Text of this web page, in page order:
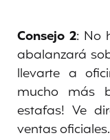
Consejo 2: No
abalanzará
llevarte a
mucho más
estafas! Ve
ventas oficiales.